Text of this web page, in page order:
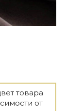
товара
от